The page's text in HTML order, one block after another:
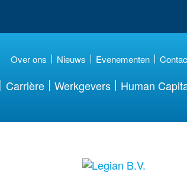
Over ons Nieuws Evenementen
Carrière Werkgevers Human
Meer werkgever